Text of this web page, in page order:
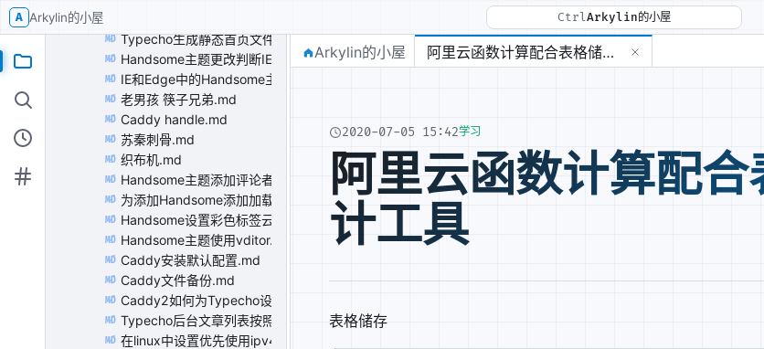
A Arkylin的小屋 CtrlArkylin的小屋
MD Typecho生成静态首页文件，提高网站打开速度.md
MD Handsome主题更改判断IE标识.md
MD IE和Edge中的Handsome主题加载问题.md
MD 老男孩 筷子兄弟.md
MD Caddy handle.md
MD 苏秦刺骨.md
MD 织布机.md
MD Handsome主题添加评论者浏览器标识.md
MD 为添加Handsome添加加载时间.md
MD Handsome设置彩色标签云.md
MD Handsome主题使用vditor.js前台解析lazy-load的问题.md
MD Caddy安装默认配置.md
MD Caddy文件备份.md
MD Caddy2如何为Typecho设置伪静态.md
MD Typecho后台文章列表按照发文时间排序.md
MD 在linux中设置优先使用ipv4,而不是ipv6.md
Arkylin的小屋 阿里云函数计算配合表格储存制作网页统计工具
2020-07-05 15:42学习
阿里云函数计算配
计工具
表格储存